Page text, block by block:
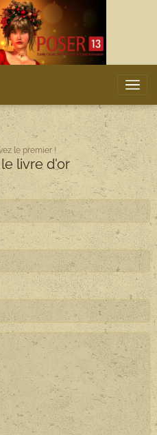
le premier !
livre d'or